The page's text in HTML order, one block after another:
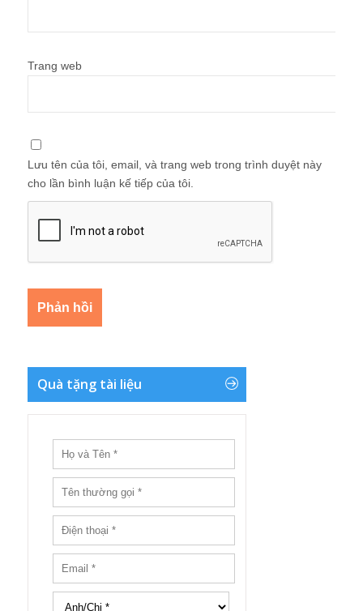
Trang web
Lưu tên của tôi, email, và trang web trong trình duyệt này
cho lần bình luận kế tiếp của tôi.
Quà tặng tài liệu